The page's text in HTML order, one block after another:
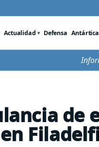
Actualidad Defensa Antártica
de